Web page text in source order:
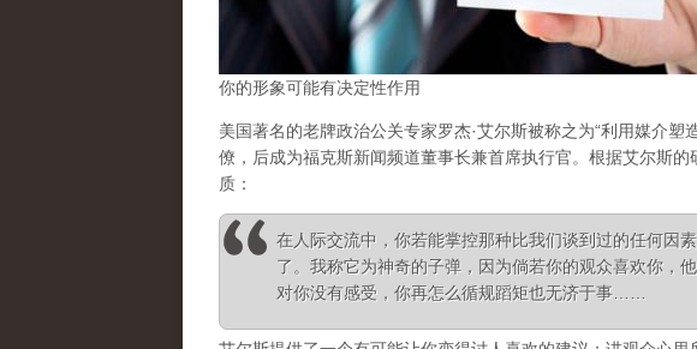
你的形象可能有决定性作用
美国著名的老牌政治公关专家罗杰·艾尔斯被称之为“利用媒介塑
僚，后成为福克斯新闻频道董事长兼首席执行官。根据艾尔斯
质：
在人际交流中，你若能掌控那种比我们谈到过的任何因
了。我称它为神奇的子弹，因为倘若你的观众喜欢你，
对你没有感受，你再怎么循规蹈矩也无济于事……